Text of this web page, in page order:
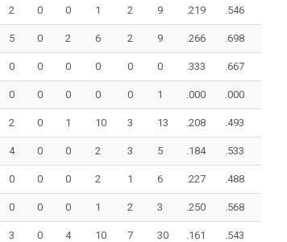
2 0 0 1 2 9 .219 .546
5 0 2 6 2 9 .266 .698
0 0 0 0 0 0 .333 .667
0 0 0 0 0 1 .000 .000
2 0 1 10 3 13 .208 .493
4 0 0 2 3 5 .184 .533
0 0 0 2 1 6 .227 .488
0 0 0 1 2 3 .250 .568
3 0 4 10 7 30 .161 .543